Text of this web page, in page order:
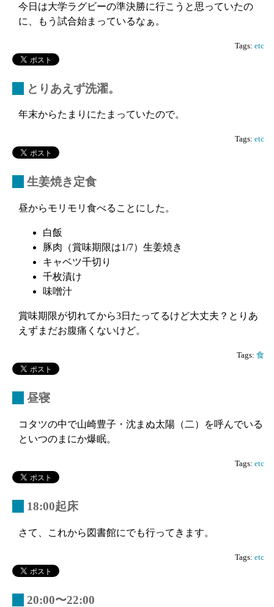
今日は大学ラグビーの準決勝に行こうと思っていたの
に、もう試合始まっているなぁ。
Tags: etc
とりあえず洗濯。
年末からたまりにたまっていたので。
Tags: etc
生姜焼き定食
昼からモリモリ食べることにした。
白飯
豚肉（賞味期限は1/7）生姜焼き
キャベツ千切り
千枚漬け
味噌汁
賞味期限が切れてから3日たってるけど大丈夫？とりあ
えずまだお腹痛くないけど。
Tags: 食
昼寝
コタツの中で山崎豊子・沈まぬ太陽（二）を呼んでいる
といつのまにか爆眠。
Tags: etc
18:00起床
さて、これから図書館にでも行ってきます。
Tags: etc
20:00〜22:00